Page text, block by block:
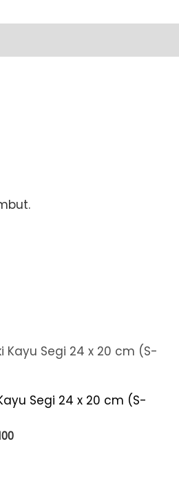
Segi 24 x 20 cm (S-